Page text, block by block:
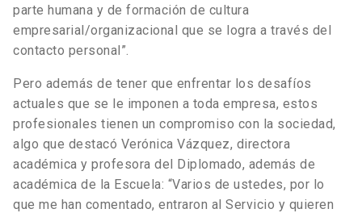
parte humana y de formación de cultura
empresarial/organizacional que se logra a través del
contacto personal”.
Pero además de tener que enfrentar los desafíos
actuales que se le imponen a toda empresa, estos
profesionales tienen un compromiso con la sociedad,
algo que destacó Verónica Vázquez, directora
académica y profesora del Diplomado, además de
académica de la Escuela: “Varios de ustedes, por lo
que me han comentado, entraron al Servicio y quieren